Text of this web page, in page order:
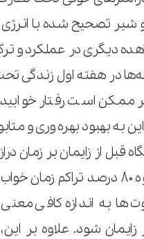
در هفته اول زندگی تحت
ممکن است رفتار
این به بهبود بهره وری و
زایش تأثیر می گذارد. گاوهای
ها به اندازه کافی
شود. علاوه بر